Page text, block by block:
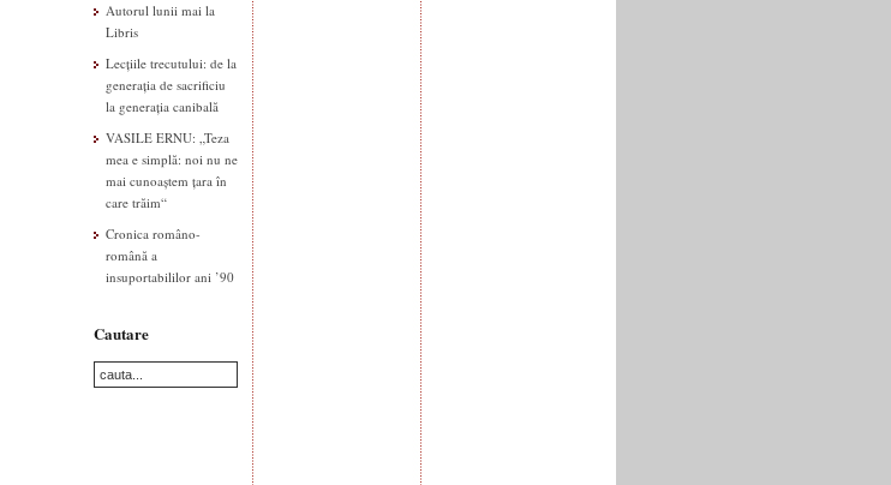
Autorul lunii mai la
Libris
Lecțiile trecutului: de la
generația de sacrificiu
la generația canibală
VASILE ERNU: „Teza
mea e simplă: noi nu ne
mai cunoaștem țara în
care trăim“
Cronica româno-
română a
insuportabililor ani ’90
Cautare